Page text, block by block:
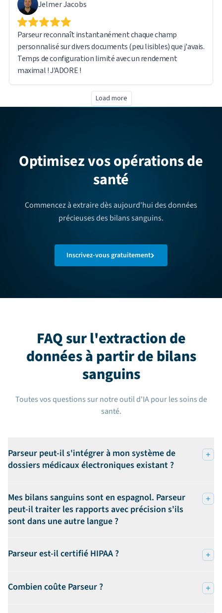
Jelmer Jacobs
Parseur reconnaît instantanément chaque champ
personnalisé sur divers documents (peu lisibles) que j'avais.
Temps de configuration limité avec un rendement
maximal ! J'ADORE !
Load more
Optimisez vos opérations de
santé
Commencez à extraire dès aujourd'hui des données
précieuses des bilans sanguins.
Inscrivez-vous gratuitement
FAQ sur l'extraction de
données à partir de bilans
sanguins
Toutes vos questions sur notre outil d'IA pour les soins de
santé.
Parseur peut-il s'intégrer à mon système de
dossiers médicaux électroniques existant ?
Mes bilans sanguins sont en espagnol. Parseur
peut-il traiter les rapports avec précision s'ils
sont dans une autre langue ?
Parseur est-il certifié HIPAA ?
Combien coûte Parseur ?